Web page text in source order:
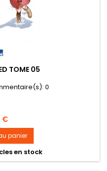
TOME 05
0
€
panier
en stock